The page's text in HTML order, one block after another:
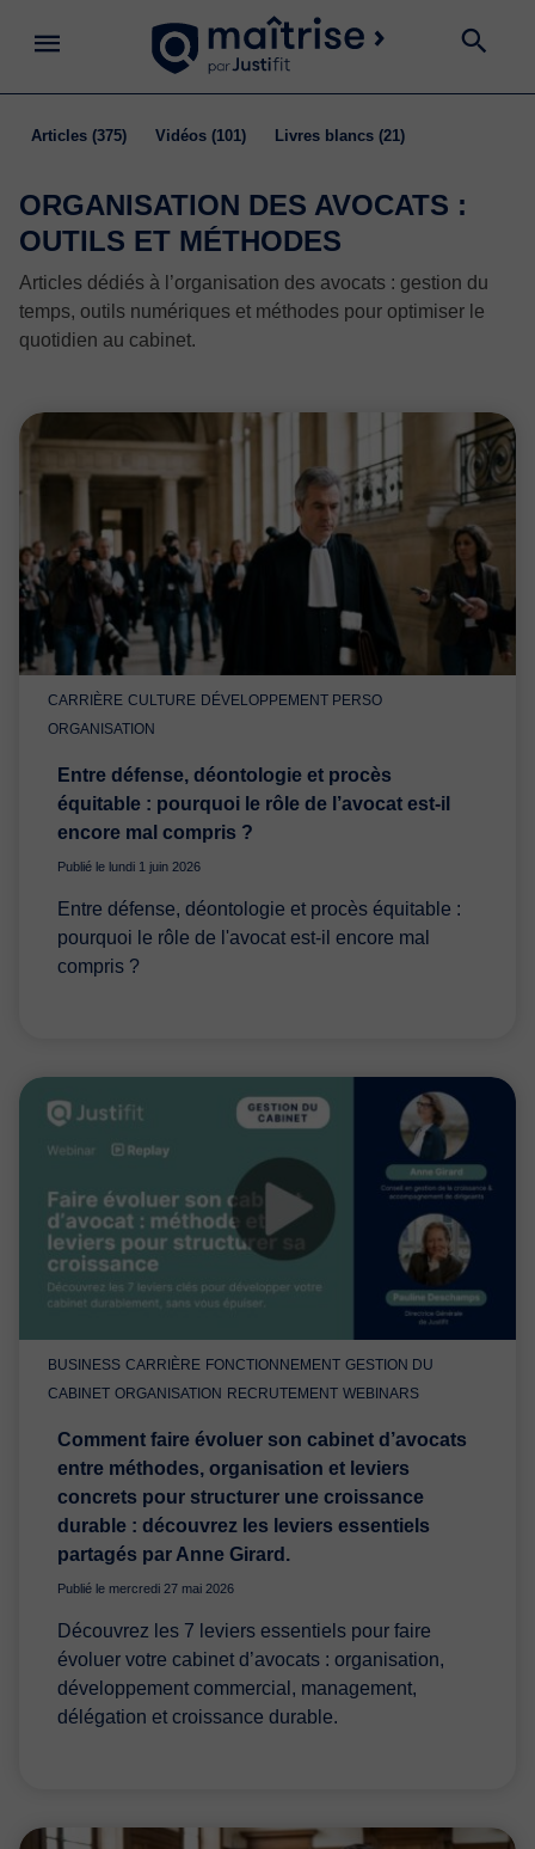
articles (375) vidéos (101) livres blancs (21)
ORGANISATION DES AVOCATS :
OUTILS ET MÉTHODES
Articles dédiés à l’organisation des avocats : gestion du
temps, outils numériques et méthodes pour optimiser le
quotidien au cabinet.
CARRIÈRE CULTURE DÉVELOPPEMENT PERSO
ORGANISATION
Entre défense, déontologie et procès
équitable : pourquoi le rôle de l’avocat est-il
encore mal compris ?
Publié le lundi 1 juin 2026
Entre défense, déontologie et procès équitable :
pourquoi le rôle de l'avocat est-il encore mal
compris ?
BUSINESS CARRIÈRE FONCTIONNEMENT GESTION DU
CABINET ORGANISATION RECRUTEMENT WEBINARS
Comment faire évoluer son cabinet d’avocats
entre méthodes, organisation et leviers
concrets pour structurer une croissance
durable : découvrez les leviers essentiels
partagés par Anne Girard.
Publié le mercredi 27 mai 2026
Découvrez les 7 leviers essentiels pour faire
évoluer votre cabinet d’avocats : organisation,
développement commercial, management,
délégation et croissance durable.